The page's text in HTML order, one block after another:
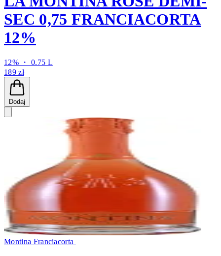
SEC 0,75 FRANCIACORTA
12%
12% ・ 0.75 L
189 zł
Dodaj
Montina Franciacorta